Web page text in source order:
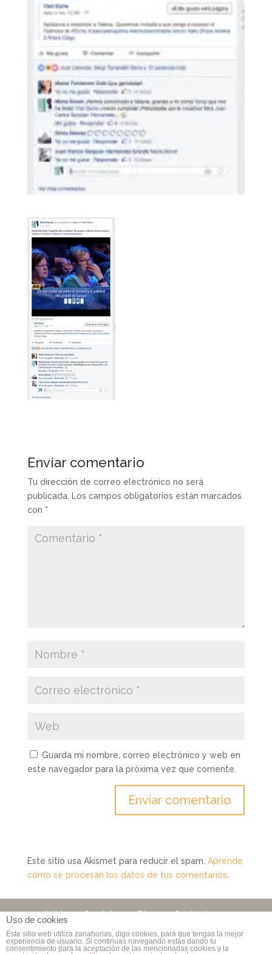
Enviar comentario
Tu dirección de correo electrónico no será
publicada. Los campos obligatorios están marcados
con *
Guarda mi nombre, correo electrónico y web en
este navegador para la próxima vez que comente.
Este sitio usa Akismet para reducir el spam. Aprende
cómo se procesan los datos de tus comentarios.
Inicio Servicios Blog Contacto
Uso de cookies
Este sitio web utiliza zanahorias, digo cookies, para que tengas la mejor
experiencia de usuario. Si continuas navegando estás dando tu
consentimiento para la aceptación de las mencionadas cookies y la